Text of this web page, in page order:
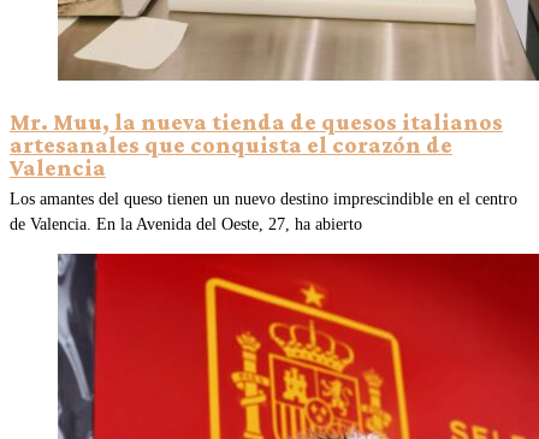
Mr. Muu, la nueva tienda de quesos italianos
artesanales que conquista el corazón de
Valencia
Los amantes del queso tienen un nuevo destino imprescindible en el centro
de Valencia. En la Avenida del Oeste, 27, ha abierto